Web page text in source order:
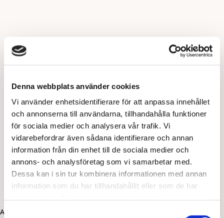
Denna webbplats använder cookies
Vi använder enhetsidentifierare för att anpassa innehållet
och annonserna till användarna, tillhandahålla funktioner
för sociala medier och analysera vår trafik. Vi
vidarebefordrar även sådana identifierare och annan
information från din enhet till de sociala medier och
annons- och analysföretag som vi samarbetar med.
Dessa kan i sin tur kombinera informationen med annan
information som du har tillhandahållit eller som de har
Samtyckesval
Application error: a client-side exception has occurred (see the